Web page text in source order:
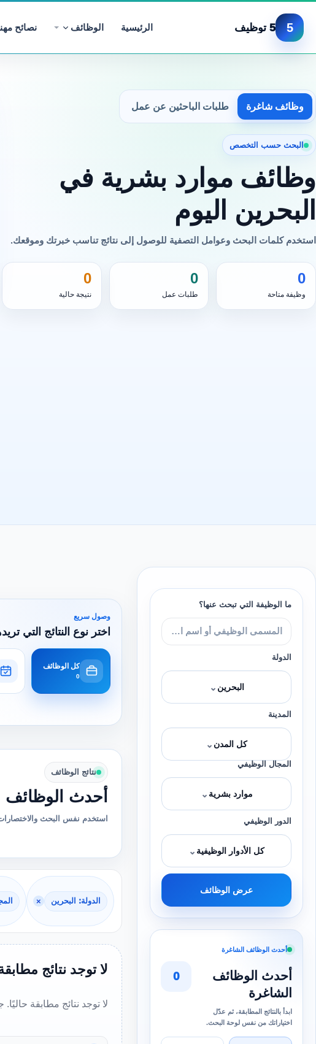
5 5 توظيف الرئيسية الوظائف نصائح
وظائف شاغرة طلبات الباحثين عن عمل
البحث حسب التخصص
وظائف موارد بشرية في
البحرين اليوم
استخدم كلمات البحث وعوامل التصفية للوصول إلى نتائج تناسب خبرتك وموقعك.
0
وظيفة متاحة
0
طلبات عمل
0
نتيجة حالية
ما الوظيفة التي تبحث عنها؟
الدولة
البحرين ⌄
المدينة
كل المدن ⌄
المجال الوظيفي
موارد بشرية ⌄
الدور الوظيفي
كل الأدوار الوظيفية ⌄
عرض الوظائف
أحدث الوظائف الشاغرة
أحدث الوظائف
الشاغرة
ابدأ بالنتائج المطابقة، ثم عدّل
اختياراتك من نفس لوحة البحث.
0
وصول سريع
اختر نوع النتائج التي
كل الوظائف
0
نتائج الوظائف
أحدث الوظائف
استخدم نفس البحث
الدولة: البحرين ×
لا توجد نتائج
لا توجد نتائج مطابقة